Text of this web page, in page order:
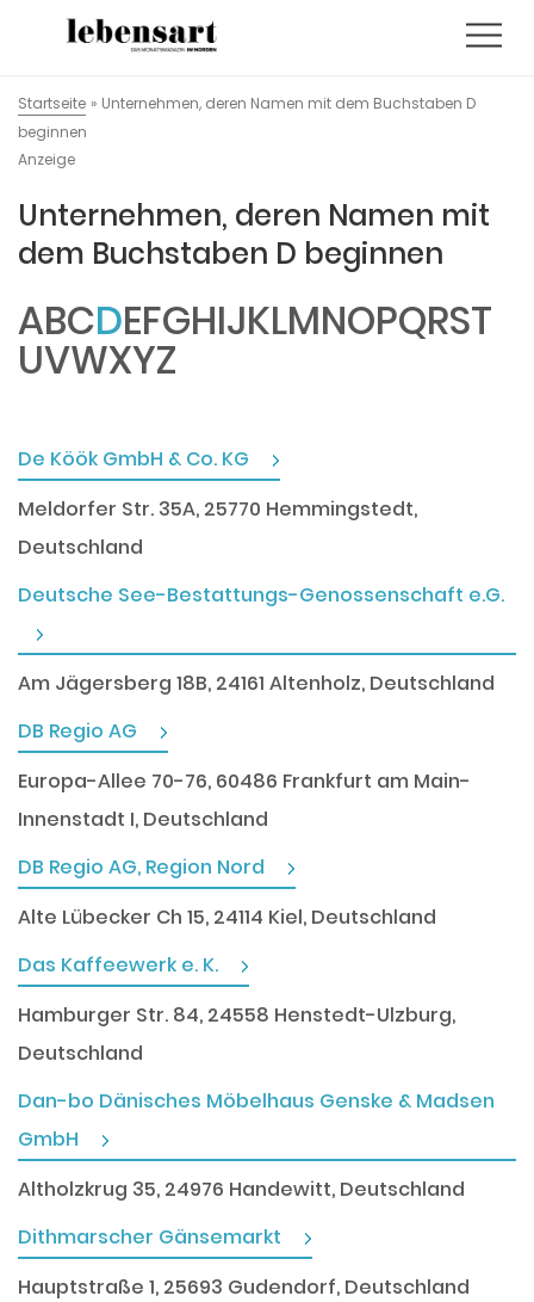
Startseite » Unternehmen, deren Namen mit dem Buchstaben D
beginnen
Anzeige
Unternehmen, deren Namen mit
dem Buchstaben D beginnen
ABCDEFGHIJKLMNOPQRST
UVWXYZ
De Köök GmbH & Co. KG
Meldorfer Str. 35A, 25770 Hemmingstedt,
Deutschland
Deutsche See-Bestattungs-Genossenschaft e.G.
Am Jägersberg 18B, 24161 Altenholz, Deutschland
DB Regio AG
Europa-Allee 70-76, 60486 Frankfurt am Main-
Innenstadt I, Deutschland
DB Regio AG, Region Nord
Alte Lübecker Ch 15, 24114 Kiel, Deutschland
Das Kaffeewerk e. K.
Hamburger Str. 84, 24558 Henstedt-Ulzburg,
Deutschland
Dan-bo Dänisches Möbelhaus Genske & Madsen
GmbH
Altholzkrug 35, 24976 Handewitt, Deutschland
Dithmarscher Gänsemarkt
Hauptstraße 1, 25693 Gudendorf, Deutschland